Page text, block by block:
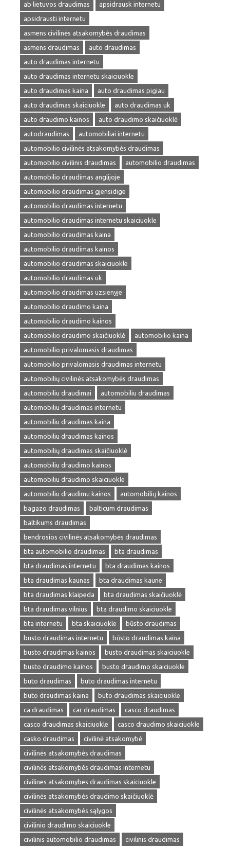
ab lietuvos draudimas
apsidrausk internetu
apsidrausti internetu
asmens civilinės atsakomybės draudimas
asmens draudimas
auto draudimas
auto draudimas internetu
auto draudimas internetu skaiciuokle
auto draudimas kaina
auto draudimas pigiau
auto draudimas skaiciuokle
auto draudimas uk
auto draudimo kainos
auto draudimo skaičiuoklė
autodraudimas
automobiliai internetu
automobilio civilinės atsakomybės draudimas
automobilio civilinis draudimas
automobilio draudimas
automobilio draudimas anglijoje
automobilio draudimas gjensidige
automobilio draudimas internetu
automobilio draudimas internetu skaiciuokle
automobilio draudimas kaina
automobilio draudimas kainos
automobilio draudimas skaiciuokle
automobilio draudimas uk
automobilio draudimas uzsienyje
automobilio draudimo kaina
automobilio draudimo kainos
automobilio draudimo skaičiuoklė
automobilio kaina
automobilio privalomasis draudimas
automobilio privalomasis draudimas internetu
automobilių civilinės atsakomybės draudimas
automobiliu draudimai
automobiliu draudimas
automobiliu draudimas internetu
automobiliu draudimas kaina
automobiliu draudimas kainos
automobilių draudimas skaičiuoklė
automobiliu draudimo kainos
automobiliu draudimo skaiciuokle
automobiliu draudimu kainos
automobilių kainos
bagazo draudimas
balticum draudimas
baltikums draudimas
bendrosios civilinės atsakomybės draudimas
bta automobilio draudimas
bta draudimas
bta draudimas internetu
bta draudimas kainos
bta draudimas kaunas
bta draudimas kaune
bta draudimas klaipeda
bta draudimas skaičiuoklė
bta draudimas vilnius
bta draudimo skaiciuokle
bta internetu
bta skaiciuokle
būsto draudimas
busto draudimas internetu
būsto draudimas kaina
busto draudimas kainos
busto draudimas skaiciuokle
busto draudimo kainos
busto draudimo skaiciuokle
buto draudimas
buto draudimas internetu
buto draudimas kaina
buto draudimas skaiciuokle
ca draudimas
car draudimas
casco draudimas
casco draudimas skaiciuokle
casco draudimo skaiciuokle
casko draudimas
civilinė atsakomybė
civilinės atsakomybės draudimas
civilinės atsakomybės draudimas internetu
civilines atsakomybes draudimas skaiciuokle
civilinės atsakomybės draudimo skaičiuoklė
civilinės atsakomybės sąlygos
civilinio draudimo skaiciuokle
civilinis automobilio draudimas
civilinis draudimas